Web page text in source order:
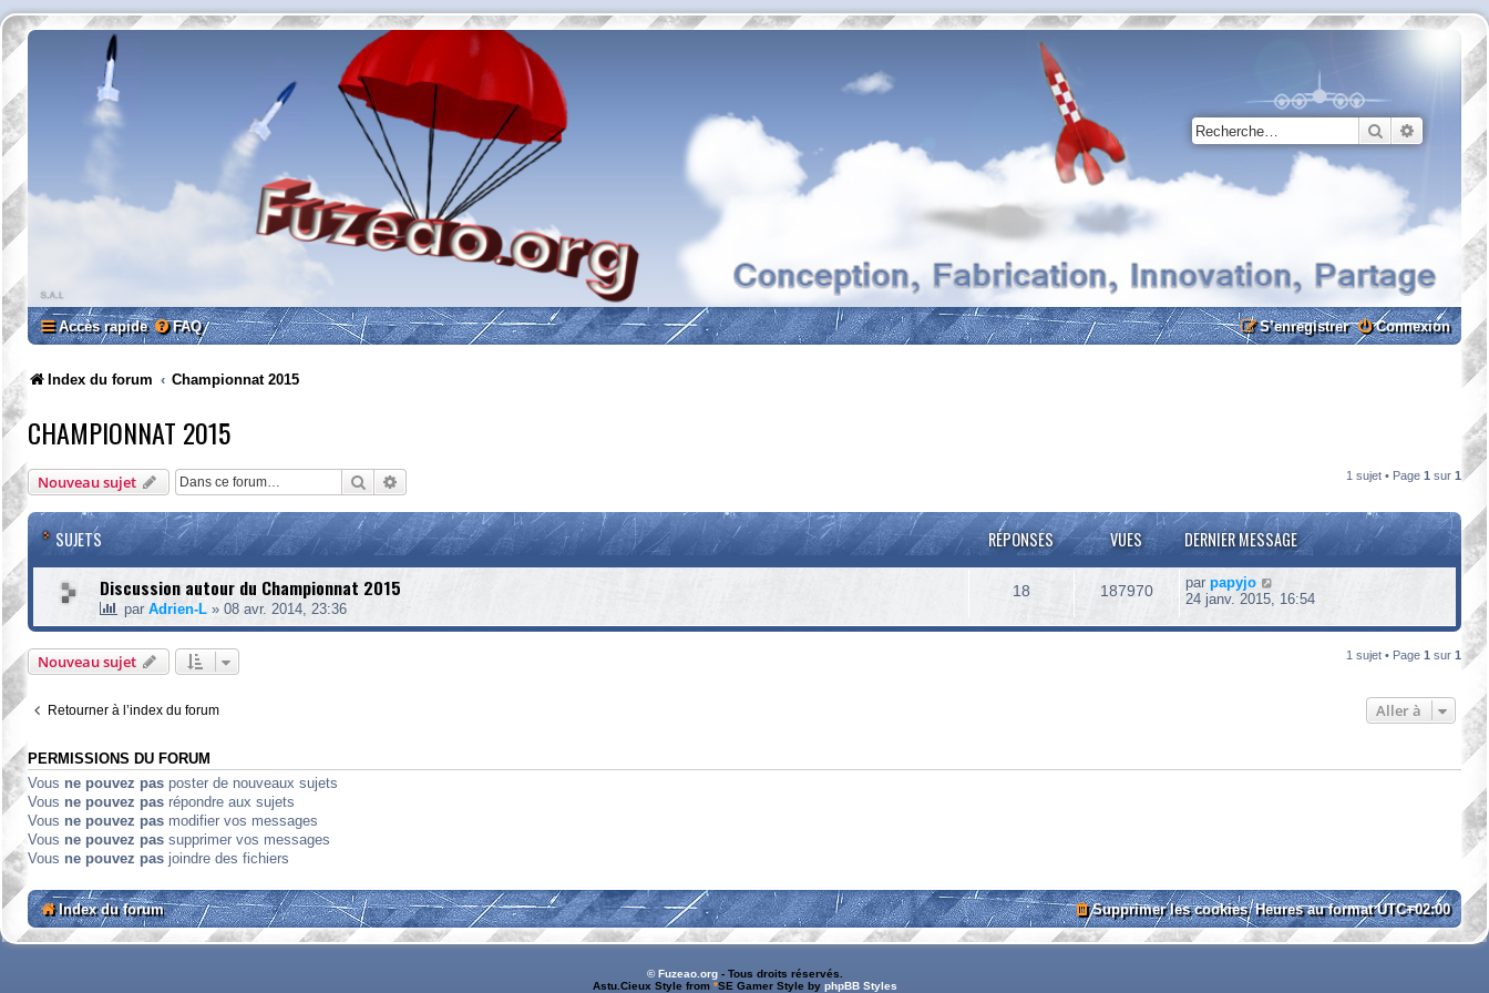
Rechercher
Accès rapide FAQ Connexion
S’enregistrer
Index du forum Championnat 2015
CHAMPIONNAT 2015
Nouveau sujet Rechercher 1 sujet • Page 1 sur 1
SUJETS RÉPONSES VUES DERNIER MESSAGE
Discussion autour du Championnat 2015
par Adrien-L » 08 avr. 2014, 23:36
18 187970 par papyjo
24 janv. 2015, 16:54
Nouveau sujet 1 sujet • Page 1 sur 1
Retourner à l’index du forum Aller à
PERMISSIONS DU FORUM
Vous ne pouvez pas poster de nouveaux sujets
Vous ne pouvez pas répondre aux sujets
Vous ne pouvez pas modifier vos messages
Vous ne pouvez pas supprimer vos messages
Vous ne pouvez pas joindre des fichiers
Index du forum Heures au formatUTC+02:00
Supprimer les cookies
© Fuzeao.org- Tous droits réservés.
Astu.Cieux Style from *SE Gamer Style by phpBB Styles